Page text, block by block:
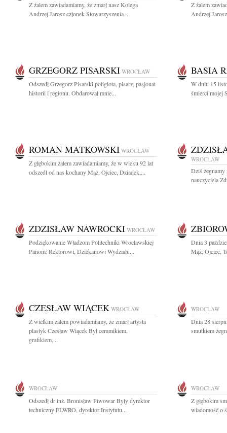
Z żalem zawiadamiamy, że zmarł nasz Kolega
Andrzej Jarosz członek Stowarzyszenia...
Z żalem
Andrzej
GRZEGORZ PISARSKI WROCŁAW
Odszedł Grzegorz Pisarski poliglota, pisarz, pasjonat
historii i regionu. Obdarował mnie...
BASIA
W dniu 15
śmierci mojej
ROMAN MATKOWSKI WROCŁAW
Z głębokim żalem zawiadamiamy, że w wieku 92 lat
odszedł od nas kochany Mąż, Ojciec, Dziadek,...
WROCŁAW
Dziś żegnamy
nauczyciela
ZDZISŁAW NAWROCKI WROCŁAW
Podziękowanie Władzom Politechniki Wrocławskiej
Panom: Rektorowi, Dziekanowi Wydziału...
Dnia 3
Mąż, Ojciec,
CZESŁAW WIĄCEK WROCŁAW
Z wielkim żalem powiadamiamy, że zmarł artysta
plastyk Czesław Wiącek Był ceramikiem,
grafikiem,...
WROCŁAW
Dnia 28
smutkiem
WROCŁAW
Odszedł dr inż. Bronisław Piwowar Były dyrektor
techniczny ELWRO, dyrektor Instytutu...
WROCŁAW
Z głębokim
wiadomość o